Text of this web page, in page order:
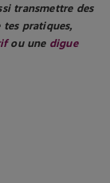
transmettre des
tes pratiques,
ou une digue